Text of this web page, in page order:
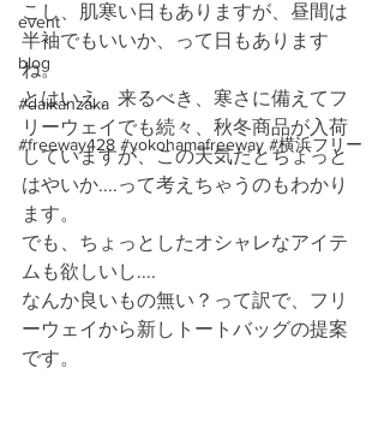
event
blog
#daikanzaka
#freeway428 #yokohamafreeway #横浜フリー
こし、肌寒い日もありますが、昼間は
半袖でもいいか、って日もあります
ね。
とはいえ、来るべき、寒さに備えてフ
リーウェイでも続々、秋冬商品が入荷
していますが、この天気だとちょっと
はやいか....って考えちゃうのもわかり
ます。
でも、ちょっとしたオシャレなアイテ
ムも欲しいし....
なんか良いもの無い？って訳で、フリ
ーウェイから新しトートバッグの提案
です。